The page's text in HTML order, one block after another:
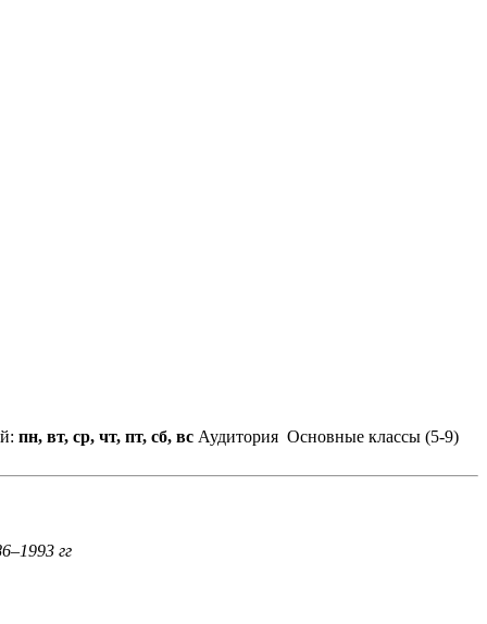
пн, вт, ср, чт, пт, сб, вс Аудитория Основные классы (5-9)
гг